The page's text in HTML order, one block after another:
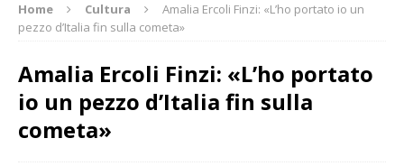
Home Cultura
Amalia Ercoli Finzi: «L’ho portato io un
pezzo d’Italia fin sulla cometa»
Amalia Ercoli Finzi: «L’ho portato
io un pezzo d’Italia fin sulla
cometa»